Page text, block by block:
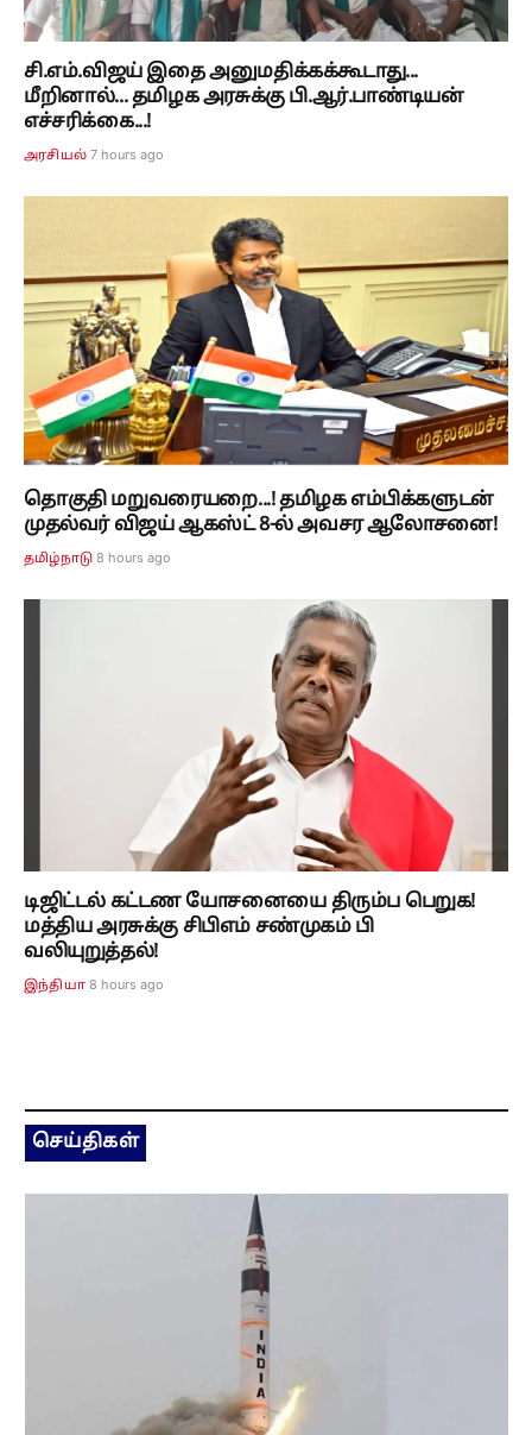
சி.எம்.விஜய் இதை அனுமதிக்கக்கூடாது...
மீறினால்... தமிழக அரசுக்கு பி.ஆர்.பாண்டியன்
எச்சரிக்கை...!
அரசியல் 7 hours ago
தொகுதி மறுவரையறை...! தமிழக எம்பிக்களுடன்
முதல்வர் விஜய் ஆகஸ்ட் 8-ல் அவசர ஆலோசனை!
தமிழ்நாடு 8 hours ago
டிஜிட்டல் கட்டண யோசனையை திரும்ப பெறுக!
மத்திய அரசுக்கு சிபிஎம் சண்முகம் பி
வலியுறுத்தல்!
இந்தியா 8 hours ago
செய்திகள்